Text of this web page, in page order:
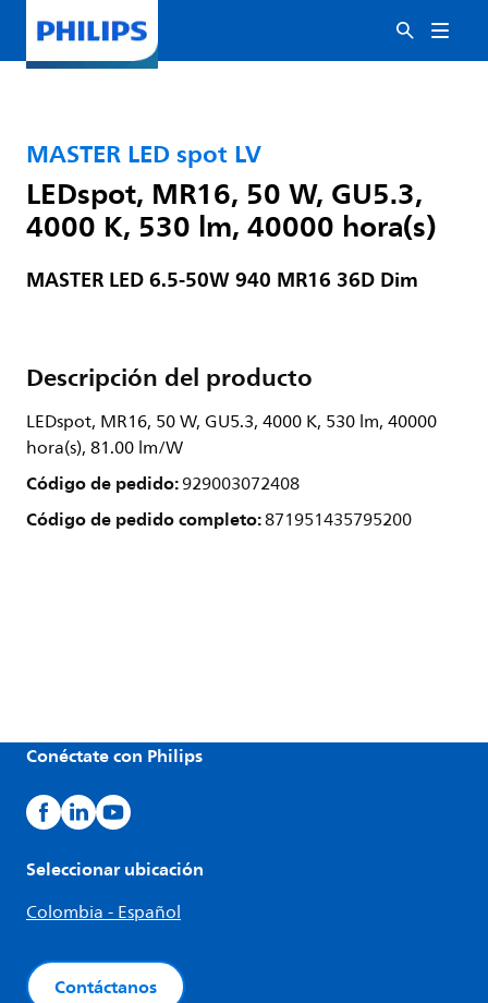
MASTER LED spot LV
LEDspot, MR16, 50 W, GU5.3,
4000 K, 530 lm, 40000 hora(s)
MASTER LED 6.5-50W 940 MR16 36D Dim
Descripción del producto
LEDspot, MR16, 50 W, GU5.3, 4000 K, 530 lm, 40000
hora(s), 81.00 lm/W
Código de pedido:929003072408
Código de pedido completo:871951435795200
Conéctate con Philips
Seleccionar ubicación
Colombia - Español
Contáctanos